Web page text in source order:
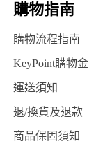
購物指南
購物流程指南
KeyPoint購物金
運送須知
退/換貨及退款
商品保固須知